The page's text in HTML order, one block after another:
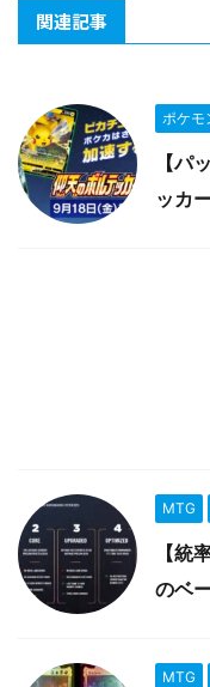
関連記事
ポケモ
【パ
ッカ
MTG
【統
のベ
MTG